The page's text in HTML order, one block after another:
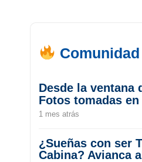
Desde la ventana
Fotos tomadas
1 mes atrás
¿Sueñas con ser
Cabina? Avianca